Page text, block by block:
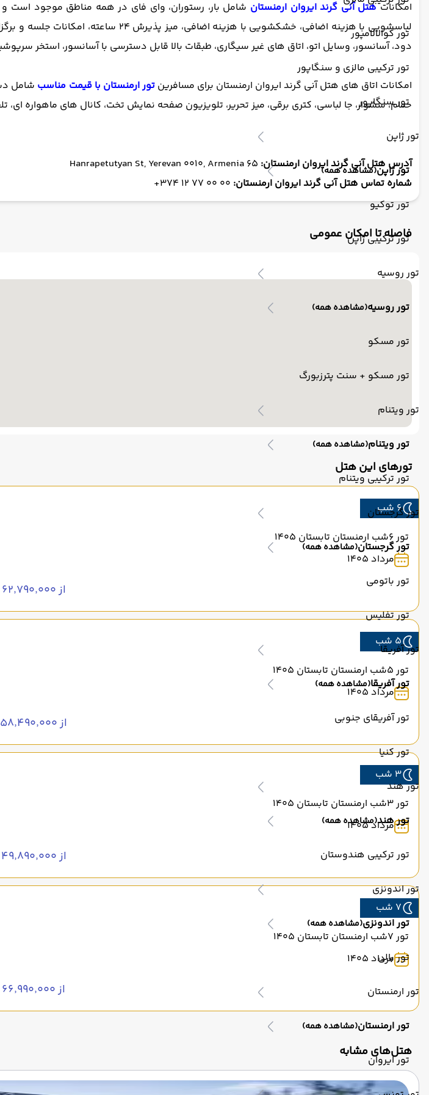
تور کوالالامپور
تور ترکیبی مالزی و سنگاپور
تور سنگاپور
تور ژاپن
تور ژاپن(مشاهده همه)
تور توکیو
تور ترکیبی ژاپن
تور روسیه
تور روسیه(مشاهده همه)
تور مسکو
تور مسکو + سنت پترزبورگ
تور ویتنام
تور ویتنام(مشاهده همه)
تور ترکیبی ویتنام
تور گرجستان
تور گرجستان(مشاهده همه)
تور باتومی
تور تفلیس
تور آفریقا
تور آفریقا(مشاهده همه)
تور آفریقای جنوبی
تور کنیا
تور هند
تور هند(مشاهده همه)
تور ترکیبی هندوستان
تور اندونزی
تور اندونزی(مشاهده همه)
تور بالی
تور ارمنستان
تور ارمنستان(مشاهده همه)
تور ایروان
امکاناتهتل آنی گرند ایروان ارمنستان شامل بار، رستوران، وای فای در همه مناطق موجود است و
دود، آسانسور، وسایل اتو، اتاق های غیر سیگاری، طبقات بالا قابل دسترسی با آسانسور، استخر
امکانات اتاق های هتل آنی گرند ایروان ارمنستان برای مسافرینتور ارمنستان با قیمت مناسب شامل
حمام، سشوار، جا لباسی، کتری برقی، میز تحریر، تلویزیون صفحه نمایش تخت، کانال های ماهواره ای،
آدرس هتل آنی گرند ایروان ارمنستان:
شماره تماس هتل آنی گرند ایروان ارمنستان:
فاصله تا امکان عمومی
تورهای این هتل
6 شب
تور 6شب ارمنستان تابستان 1405
مرداد 1405
از ۶۲٬۷۹۰٬۰۰۰ تومان
5 شب
تور 5شب ارمنستان تابستان 1405
مرداد 1405
از ۵۸٬۴۹۰٬۰۰۰ تومان
3 شب
تور 3شب ارمنستان تابستان 1405
مرداد 1405
از ۴۹٬۸۹۰٬۰۰۰ تومان
7 شب
تور 7شب ارمنستان تابستان 1405
مرداد 1405
از ۶۶٬۹۹۰٬۰۰۰ تومان
‌هتل‌های مشابه